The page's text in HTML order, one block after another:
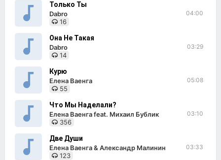
Только Ты
Dabro
16
04:00
Она Не Такая
Dabro
14
03:29
Курю
Елена Ваенга
55
05:08
Что Мы Наделали?
Елена Ваенга feat. Михаил Бублик
356
03:10
Две Души
Елена Ваенга & Александр Малинин
123
03:33